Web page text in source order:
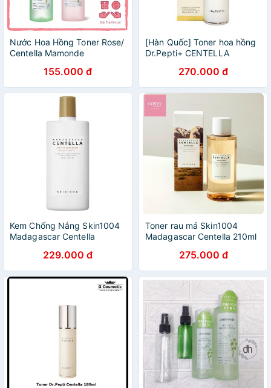
Nước Hoa Hồng Toner Rose/
Centella Mamonde
155.000 đ
[Hàn Quốc] Toner hoa hồng
Dr.Pepti+ CENTELLA
270.000 đ
Kem Chống Nắng Skin1004
Madagascar Centella
229.000 đ
Toner rau má Skin1004
Madagascar Centella 210ml
275.000 đ